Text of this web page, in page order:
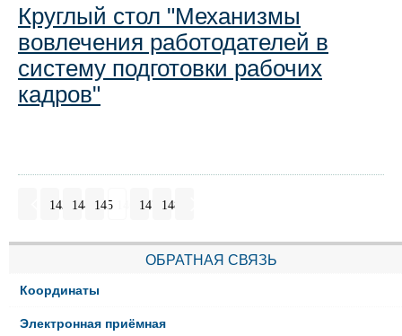
Круглый стол "Механизмы
вовлечения работодателей в
систему подготовки рабочих
кадров"
143 144 145 147 148
ОБРАТНАЯ СВЯЗЬ
Координаты
Электронная приёмная